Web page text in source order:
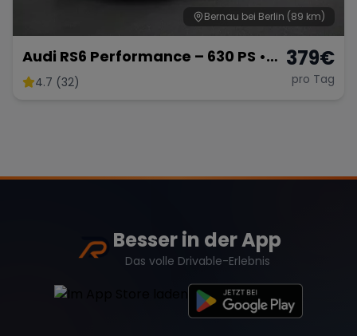
Bernau bei Berlin (89 km)
Audi RS6 Performance – 630 PS •
V8 Biturbo • Carbon-Paket •
4.7 (32)
379€
pro Tag
Besser in der App
Das volle Drivable-Erlebnis